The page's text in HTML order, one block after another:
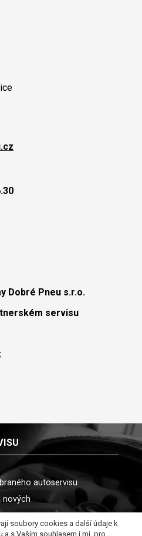
Dobré Pneu s.r.o.
servisu
autoservisu
nových
30 autoservisy
soubory cookies a další údaje k
s Vaším souhlasem i mj. pro